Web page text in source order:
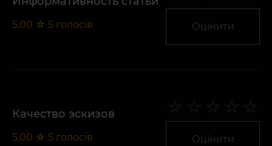
5,00 ☆ 5 голосів Оцінити
Качество эскизов
5,00 ☆ 5 голосів Оцінити